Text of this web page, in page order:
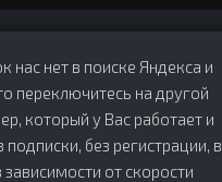
нас нет в поиске Яндекса и
переключитесь на другой
который у Вас работает и
подписки, без регистрации, в
от скорости